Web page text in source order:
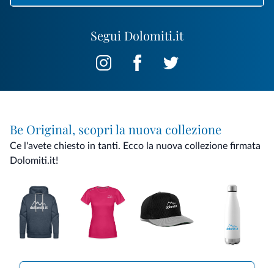
Segui Dolomiti.it
Be Original, scopri la nuova collezione
Ce l'avete chiesto in tanti. Ecco la nuova collezione firmata
Dolomiti.it!